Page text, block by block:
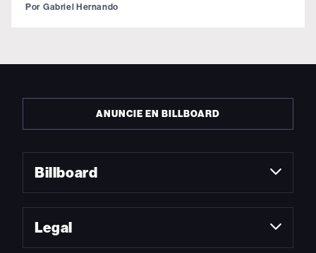
Por Gabriel Hernando
ANUNCIE EN BILLBOARD
Billboard
Legal